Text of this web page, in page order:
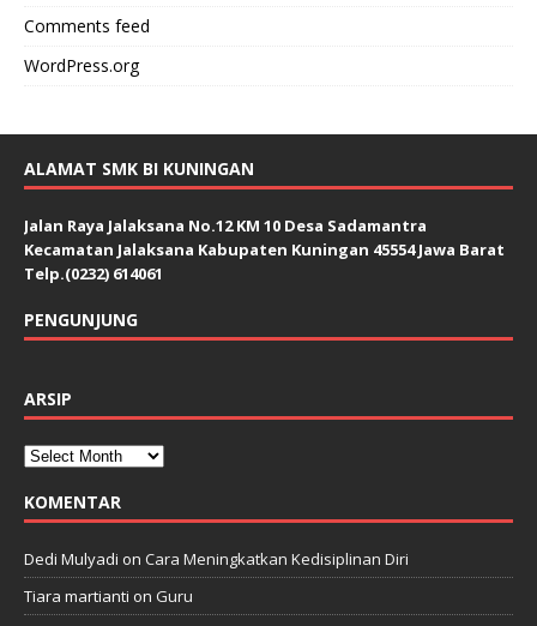
Comments feed
WordPress.org
ALAMAT SMK BI KUNINGAN
Jalan Raya Jalaksana No.12 KM 10 Desa Sadamantra
Kecamatan Jalaksana Kabupaten Kuningan 45554 Jawa Barat
Telp.(0232) 614061
PENGUNJUNG
ARSIP
KOMENTAR
Dedi Mulyadi on Cara Meningkatkan Kedisiplinan Diri
Tiara martianti on Guru